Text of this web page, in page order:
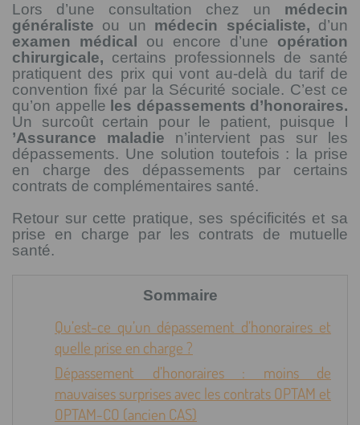
Lors d’une consultation chez un médecin
généraliste ou un médecin spécialiste, d’un
examen médical ou encore d’une opération
chirurgicale, certains professionnels de santé
pratiquent des prix qui vont au-delà du tarif de
convention fixé par la Sécurité sociale. C’est ce
qu’on appelle les dépassements d’honoraires.
Un surcoût certain pour le patient, puisque l
’Assurance maladie n’intervient pas sur les
dépassements. Une solution toutefois : la prise
en charge des dépassements par certains
contrats de complémentaires santé.
Retour sur cette pratique, ses spécificités et sa
prise en charge par les contrats de mutuelle
santé.
Sommaire
Qu’est-ce qu’un dépassement d’honoraires et
quelle prise en charge ?
Dépassement d’honoraires : moins de
mauvaises surprises avec les contrats OPTAM et
OPTAM-CO (ancien CAS)